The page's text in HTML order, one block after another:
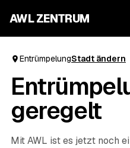
AWL ZENTRUM
EntrümpelungStadt ändern
geregelt
Mit AWL ist es jetzt noch